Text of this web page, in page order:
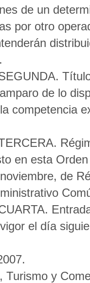
de un
por otro
de lo
competencia
en esta
de
el día
Turismo y